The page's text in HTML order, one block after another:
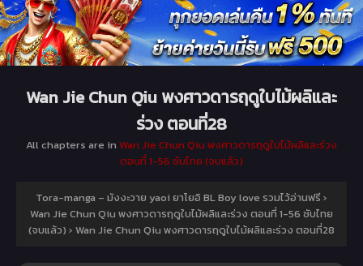
Wan Jie Chun Qiu พงศาวดารฤดูใบไม้ผลิและ
ร่วง ตอนที่28
All chapters are in Wan Jie Chun Qiu พงศาวดารฤดูใบไม้ผลิและร่วง
ตอนที่ 1-56 ซับไทย (จบแล้ว)
Tora-manga – มังงะวาย yaoi ยาโยอิ BL Boy love รวมไว้อ่านฟรี ›
Wan Jie Chun Qiu พงศาวดารฤดูใบไม้ผลิและร่วง ตอนที่ 1-56 ซับไทย
(จบแล้ว) › Wan Jie Chun Qiu พงศาวดารฤดูใบไม้ผลิและร่วง ตอนที่28